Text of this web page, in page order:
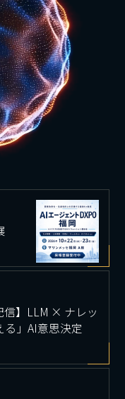
信】LLM × ナレッ
」AI意思決定